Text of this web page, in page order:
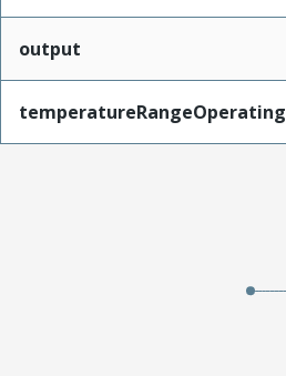
output
temperatureRangeOperating